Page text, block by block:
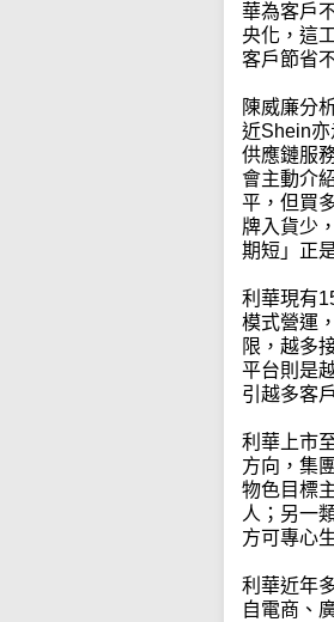
華為客戶
央化，這
客戶節省
陳威廉分
近Shein亦
供應鏈服
會主動介
平，但買
牌入貨少
期短」正
利華現有
模式營運
限，越多
平台則是
引越多客
利華上市
方向，集
物色目標
人；另一
方可專心
利華近年
自電商、